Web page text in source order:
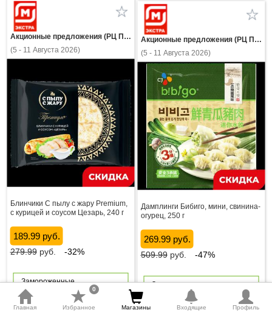
Акционные предложения (РЦ Пнз)
(5 - 11 Августа 2026)
Блинчики С пылу с жару Premium,
с курицей и соусом Цезарь, 240 г
189.99 руб.
279.99руб. -32%
Замороженные
полуфабрикаты,
пельмени, вареники
Акционные предложения (РЦ Пнз)
(5 - 11 Августа 2026)
Дамплинги Бибиго, мини, свинина-
огурец, 250 г
269.99 руб.
509.99руб. -47%
Замороженные
полуфабрикаты,
пельмени, вареники
Главная Избранное
0
Магазины Входящие Профиль